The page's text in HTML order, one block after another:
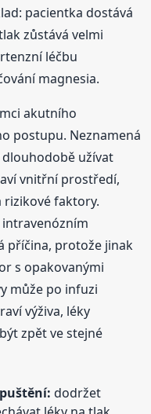
pacientka dostává
zůstává velmi
léčbu
magnesia.
akutního
postupu. Neznamená
užívat
vnitřní prostředí,
rizikové faktory.
příčina, protože jinak
s opakovanými
může po infuzi
výživa, léky
zpět ve stejné
dodržet